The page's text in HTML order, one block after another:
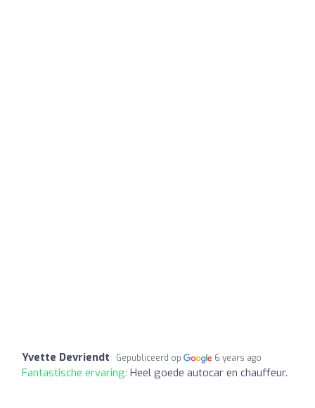
Yvette Devriendt Gepubliceerd op 6 years ago
Fantastische ervaring: Heel goede autocar en chauffeur.